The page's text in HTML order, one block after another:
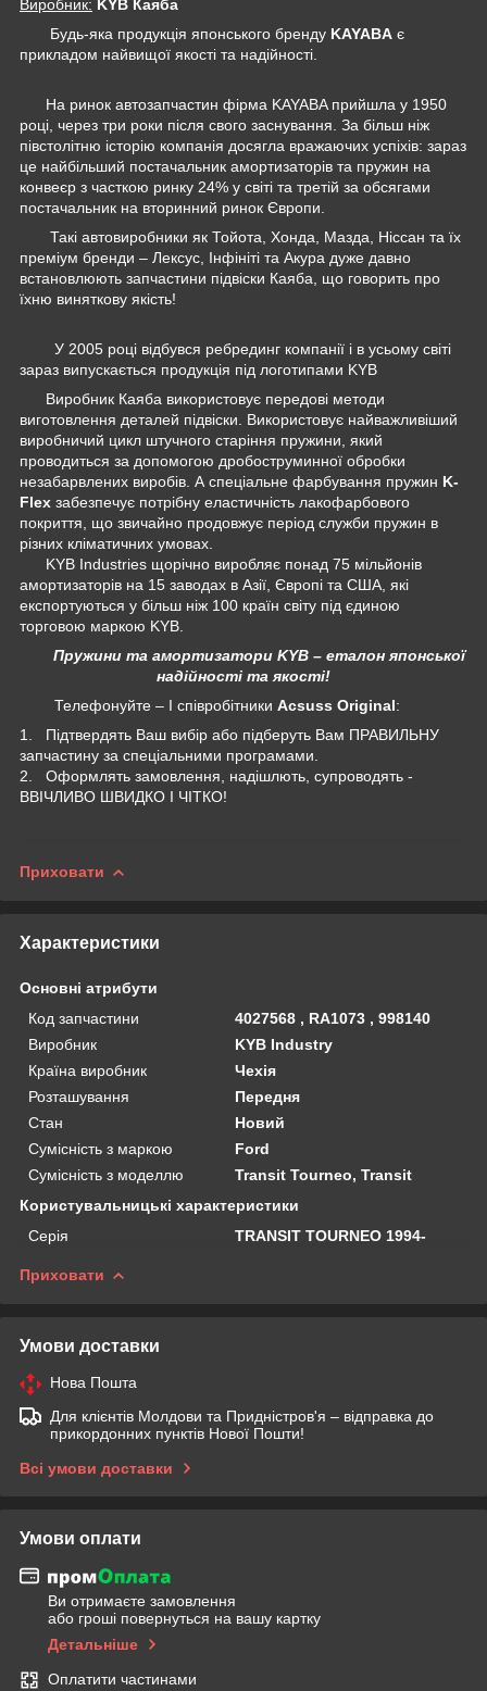
Виробник: KYB Каяба
Будь-яка продукція японського бренду KAYABA є
прикладом найвищої якості та надійності.
На ринок автозапчастин фірма KAYABA прийшла у 1950
році, через три роки після свого заснування. За більш ніж
півстолітню історію компанія досягла вражаючих успіхів: зараз
це найбільший постачальник амортизаторів та пружин на
конвеєр з часткою ринку 24% у світі та третій за обсягами
постачальник на вторинний ринок Європи.
Такі автовиробники як Тойота, Хонда, Мазда, Ніссан та їх
преміум бренди – Лексус, Інфініті та Акура дуже давно
встановлюють запчастини підвіски Каяба, що говорить про
їхню виняткову якість!
У 2005 році відбувся ребрединг компанії і в усьому світі
зараз випускається продукція під логотипами KYB
Виробник Каяба використовує передові методи
виготовлення деталей підвіски. Використовує найважливіший
виробничий цикл штучного старіння пружини, який
проводиться за допомогою дробоструминної обробки
незабарвлених виробів. А спеціальне фарбування пружин K-
Flex забезпечує потрібну еластичність лакофарбового
покриття, що звичайно продовжує період служби пружин в
різних кліматичних умовах.
KYB Industries щорічно виробляє понад 75 мільйонів
амортизаторів на 15 заводах в Азії, Європі та США, які
експортуються у більш ніж 100 країн світу під єдиною
торговою маркою KYB.
Пружини та амортизатори KYB – еталон японської
надійності та якості!
Телефонуйте – І співробітники Acsuss Original:
1. Підтвердять Ваш вибір або підберуть Вам ПРАВИЛЬНУ
запчастину за спеціальними програмами.
2. Оформлять замовлення, надішлють, супроводять -
ВВІЧЛИВО ШВИДКО І ЧІТКО!
Приховати
Характеристики
Основні атрибути
Код запчастини
4027568 , RA1073 , 998140
Виробник
KYB Industry
Країна виробник
Чехія
Розташування
Передня
Стан
Новий
Сумісність з маркою
Ford
Сумісність з моделлю
Transit Tourneo, Transit
Користувальницькі характеристики
Серія
TRANSIT TOURNEO 1994-
Приховати
Умови доставки
Нова Пошта
Для клієнтів Молдови та Придністров'я – відправка до
прикордонних пунктів Нової Пошти!
Всі умови доставки
Умови оплати
Ви отримаєте замовлення
або гроші повернуться на вашу картку
Детальніше
Оплатити частинами